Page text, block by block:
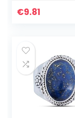
| heldere
€9.81